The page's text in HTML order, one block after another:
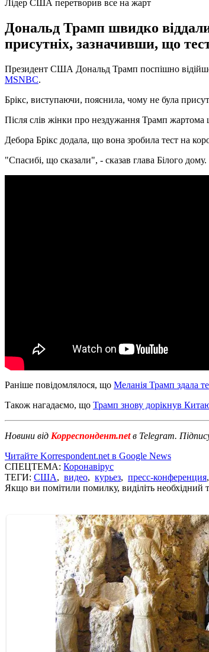
Лідер США перетворив все на жарт
Дональд Трамп швидко
присутніх, зазначивши, що
Президент США Дональд Трамп поспішно
MSNBC.
Брікс, виступаючи, пояснила, чому не була
Після слів жінки про нездужання Трамп жартома
Дебора Брікс додала, що вона зробила тест на
"Спасибі, що сказали", - сказав глава Білого дому.
Раніше повідомлялося, що Меланія Трамп здала
Також нагадаємо, що Трамп знову дорікнув
Новини від Корреспондент.netв Telegram.
Читайте Korrespondent.net в Google News
СПЕЦТЕМА: Коронавірус
ТЕГИ: США, видео, курьез, пресс-конференция,
Якщо ви помітили помилку, виділіть необхідний